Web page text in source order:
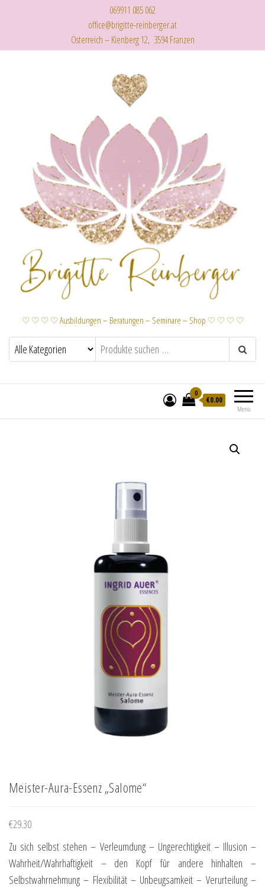
069911 085 062
office@brigitte-reinberger.at
Österreich – Kienberg 12, 3594 Franzen
♡ ♡ ♡ ♡ Ausbildungen – Beratungen – Seminare – Shop ♡ ♡ ♡ ♡
Menü
0
€0.00
Meister-Aura-Essenz „Salome“
€29.30
Zu sich selbst stehen – Verleumdung – Ungerechtigkeit – Illusion –
Wahrheit/Wahrhaftigkeit – den Kopf für andere hinhalten –
Selbstwahrnehmung – Flexibilität – Unbeugsamkeit – Verurteilung –